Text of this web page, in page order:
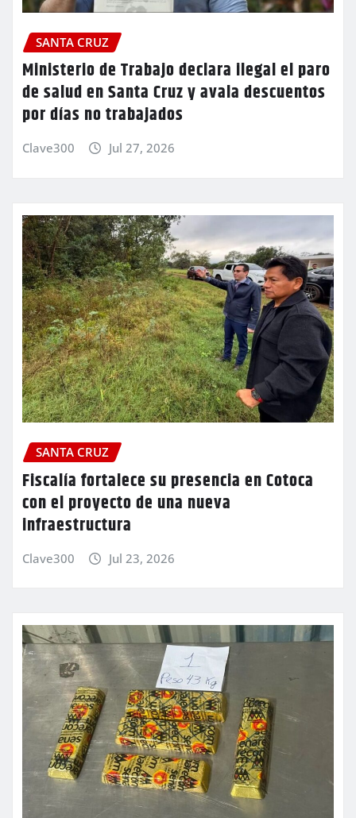
SANTA CRUZ
Ministerio de Trabajo declara ilegal el paro
de salud en Santa Cruz y avala descuentos
por días no trabajados
Clave300 Jul 27, 2026
SANTA CRUZ
Fiscalía fortalece su presencia en Cotoca
con el proyecto de una nueva
infraestructura
Clave300 Jul 23, 2026